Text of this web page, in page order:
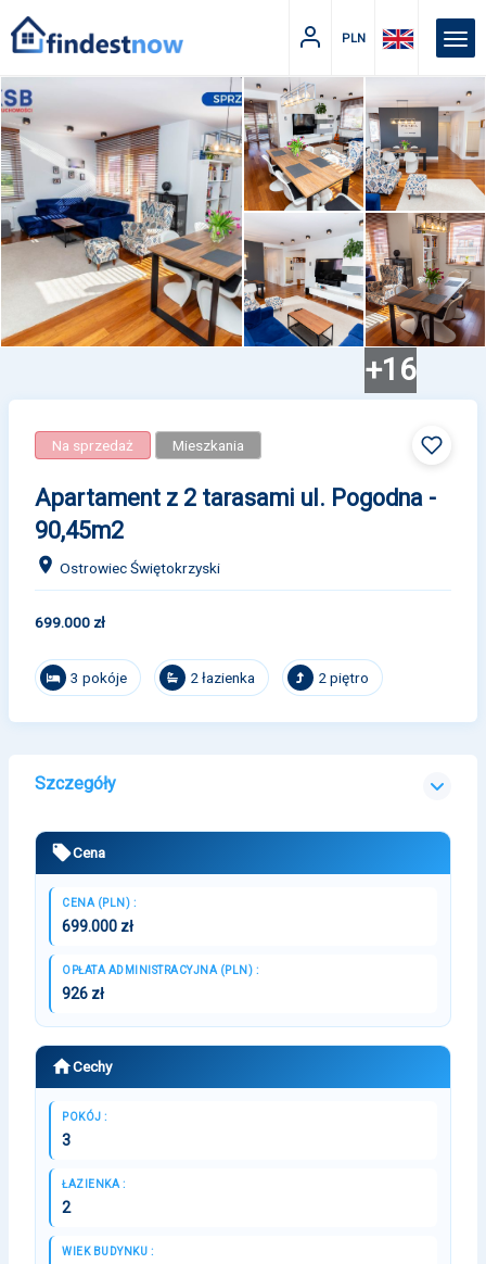
PLN
+16
Na sprzedaż Mieszkania
Apartament z 2 tarasami ul. Pogodna -
90,45m2
Ostrowiec Świętokrzyski
699.000 zł
3 pokóje 2 łazienka 2 piętro
Szczegóły
Cena
CENA (PLN) :
699.000 zł
OPŁATA ADMINISTRACYJNA (PLN) :
926 zł
Cechy
POKÓJ :
3
ŁAZIENKA :
2
WIEK BUDYNKU :